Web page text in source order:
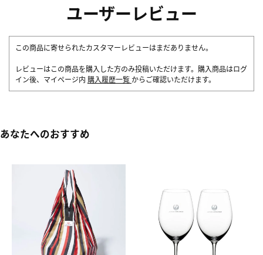
ユーザーレビュー
この商品に寄せられたカスタマーレビューはまだありません。
レビューはこの商品を購入した方のみ投稿いただけます。購入商品はログ
イン後、マイページ内 購入履歴一覧 からご確認いただけます。
あなたへのおすすめ